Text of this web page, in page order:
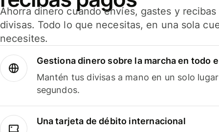
Ahorra dinero cuando envíes, gastes y
divisas. Todo lo que necesitas, en una sola
necesites.
Gestiona dinero sobre la marcha en todo
Mantén tus divisas a mano en un solo
segundos.
Una tarjeta de débito internacional